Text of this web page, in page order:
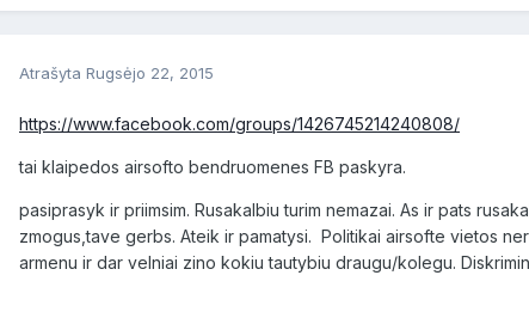
Atrašyta Rugsėjo 22, 2015
https://www.facebook.com/groups/1426745214240808/
tai klaipedos airsofto bendruomenes FB paskyra.
pasiprasyk ir priimsim. Rusakalbiu turim nemazai. As ir pats
zmogus,tave gerbs. Ateik ir pamatysi. Politikai airsofte vietos
armenu ir dar velniai zino kokiu tautybiu draugu/kolegu.